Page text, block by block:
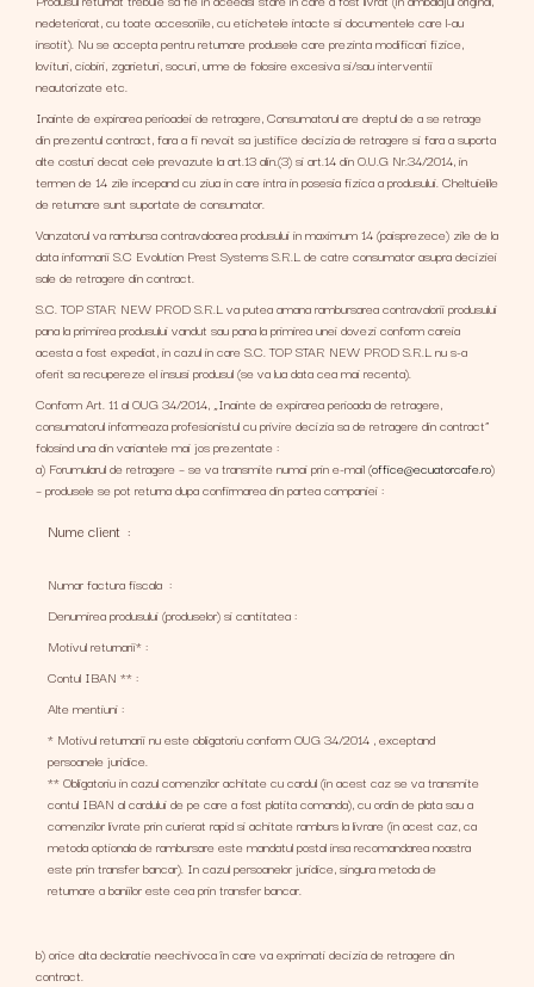
nedeteriorat, cu toate accesoriile, cu etichetele intacte si documentele care l-au
insotit). Nu se accepta pentru returnare produsele care prezinta modificari fizice,
lovituri, ciobiri, zgarieturi, socuri, urme de folosire excesiva si/sau interventii
neautorizate etc.
Inainte de expirarea perioadei de retragere, Consumatorul are dreptul de a se retrage
din prezentul contract, fara a fi nevoit sa justifice decizia de retragere si fara a suporta
alte costuri decat cele prevazute la art.13 alin.(3) si art.14 din O.U.G Nr.34/2014, in
termen de 14 zile incepand cu ziua in care intra in posesia fizica a produsului. Cheltuielile
de returnare sunt suportate de consumator.
Vanzatorul va rambursa contravaloarea produsului in maximum 14 (paisprezece) zile de la
data informarii S.C Evolution Prest Systems S.R.L de catre consumator asupra deciziei
sale de retragere din contract.
S.C. TOP STAR NEW PROD S.R.L va putea amana rambursarea contravalorii produsului
pana la primirea produsului vandut sau pana la primirea unei dovezi conform careia
acesta a fost expediat, in cazul in care S.C. TOP STAR NEW PROD S.R.L nu s-a
oferit sa recupereze el insusi produsul (se va lua data cea mai recenta).
Conform Art. 11 al OUG 34/2014, „Inainte de expirarea perioada de retragere,
consumatorul informeaza profesionistul cu privire decizia sa de retragere din contract”
folosind una din variantele mai jos prezentate :
a) Forumularul de retragere – se va transmite numai prin e-mail (office@ecuatorcafe.ro)
– produsele se pot returna dupa confirmarea din partea companiei :
Nume client :
Numar factura fiscala :
Denumirea produsului (produselor) si cantitatea :
Motivul returnarii* :
Contul IBAN ** :
Alte mentiuni :
* Motivul returnarii nu este obligatoriu conform OUG 34/2014 , exceptand
persoanele juridice.
** Obligatoriu in cazul comenzilor achitate cu cardul (in acest caz se va transmite
contul IBAN al cardului de pe care a fost platita comanda), cu ordin de plata sau a
comenzilor livrate prin curierat rapid si achitate ramburs la livrare (in acest caz, ca
metoda optionala de rambursare este mandatul postal insa recomandarea noastra
este prin transfer bancar). In cazul persoanelor juridice, singura metoda de
returnare a baniilor este cea prin transfer bancar.
b) orice alta declaratie neechivoca în care va exprimati decizia de retragere din
contract.